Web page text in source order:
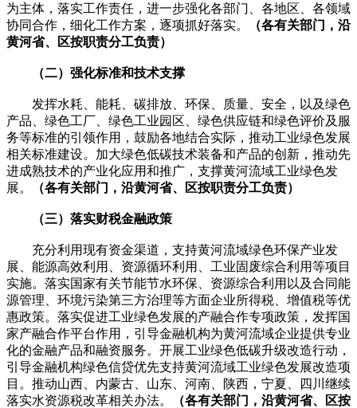
为主体，落实工作责任，进一步强化各部门、各地区、各领域
协同合作，细化工作方案，逐项抓好落实。
（各有关部门，沿
黄河省、区按职责分工负责）
（二）强化标准和技术支撑
发挥水耗、能耗、碳排放、环保、质量、安全，以及绿色
产品、绿色工厂、绿色工业园区、绿色供应链和绿色评价及服
务等标准的引领作用，鼓励各地结合实际，推动工业绿色发展
相关标准建设。加大绿色低碳技术装备和产品的创新，推动先
进成熟技术的产业化应用和推广，支撑黄河流域工业绿色发
展。
（各有关部门，沿黄河省、区按职责分工负责）
（三）落实财税金融政策
充分利用现有资金渠道，支持黄河流域绿色环保产业发
展、能源高效利用、资源循环利用、工业固废综合利用等项目
实施。落实国家有关节能节水环保、资源综合利用以及合同能
源管理、环境污染第三方治理等方面企业所得税、增值税等优
惠政策。落实促进工业绿色发展的产融合作专项政策，发挥国
家产融合作平台作用，引导金融机构为黄河流域企业提供专业
化的金融产品和融资服务。开展工业绿色低碳升级改造行动，
引导金融机构绿色信贷优先支持黄河流域工业绿色发展改造项
目。推动山西、内蒙古、山东、河南、陕西，宁夏、四川继续
落实水资源税改革相关办法。
（各有关部门，沿黄河省、区按